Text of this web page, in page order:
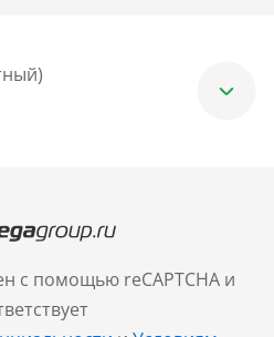
с помощью reCAPTCHA и